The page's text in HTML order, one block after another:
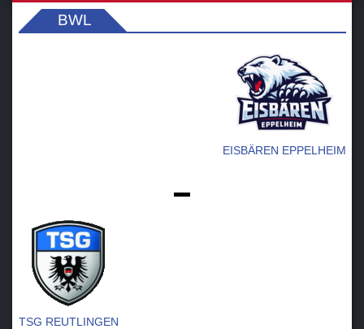
BWL
EISBÄREN EPPELHEIM
-
TSG REUTLINGEN